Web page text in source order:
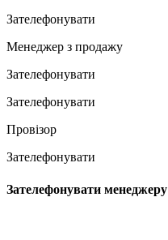
Зателефонувати
Менеджер з продажу
Зателефонувати
Зателефонувати
Провізор
Зателефонувати
Зателефонувати менеджеру